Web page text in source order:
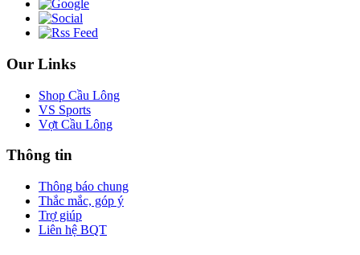
Our Links
Shop Cầu Lông
VS Sports
Vợt Cầu Lông
Thông tin
Thông báo chung
Thắc mắc, góp ý
Trợ giúp
Liên hệ BQT